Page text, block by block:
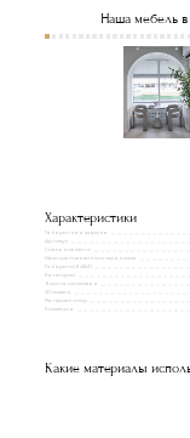
Наша мебель в
Характеристики
Габаритная ширина
Артикул
Спальное место
Наличие подъемного механизма
Габариты(ВxШxГ)
Категории
Высота изголовья
3D модель
Материал опор
Коллекция
Какие материалы